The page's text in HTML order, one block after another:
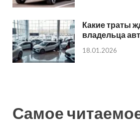
Какие траты
владельца
18.01.2026
Самое